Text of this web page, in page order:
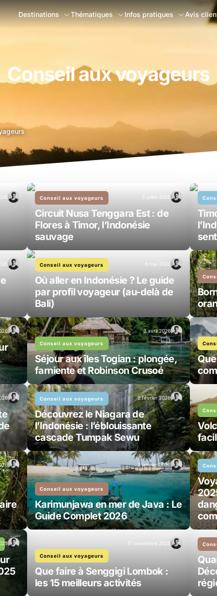
Destinations Thématiques Infos pratiques Avis
Conseil aux voyageurs
Conseil aux voyageurs
Circuit Nusa Tenggara Est : de
Flores à Timor, l’Indonésie
sauvage
3 juillet 2026
Conseil aux voyageurs
Où aller en Indonésie ? Le guide
par profil voyageur (au-delà de
Bali)
5 mai 2026
Conseil aux voyageurs
Séjour aux îles Togian : plongée,
farniente et Robinson Crusoé
3 avril 2026
Conseil aux voyageurs
Découvrez le Niagara de
l’Indonésie : l’éblouissante
cascade Tumpak Sewu
2 février 2026
Conseil aux voyageurs
Karimunjawa en mer de Java : Le
Guide Complet 2026
2 janvier 2026
Conseil aux voyageurs
Que faire à Senggigi Lombok :
les 15 meilleurs activités
17 novembre 2025